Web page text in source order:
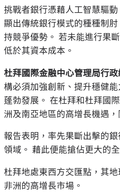
挑戰者銀行憑藉人工智慧驅
顯出傳統銀行模式的種種制
持競爭優勢。 若未能進行果
低於其資本成本。
杜拜國際金融中心管理局行
構必須加強創新、提升穩健
蓬勃發展。 在杜拜和杜拜國
洲及南亞地區的高增長機遇
報告表明，率先果斷出擊的
領域。 藉此便能搶佔更大的
杜拜地處東西方交匯點，其
非洲的高增長市場。